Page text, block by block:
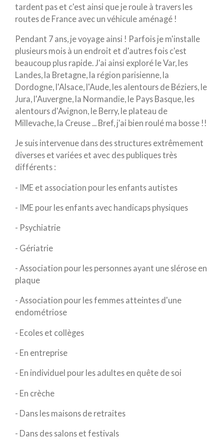
tardent pas et c'est ainsi que je roule à travers les
routes de France avec un véhicule aménagé !
Pendant 7 ans, je voyage ainsi ! Parfois je m'installe
plusieurs mois à un endroit et d'autres fois c'est
beaucoup plus rapide. J'ai ainsi exploré le Var, les
Landes, la Bretagne, la région parisienne, la
Dordogne, l'Alsace, l'Aude, les alentours de Béziers, le
Jura, l'Auvergne, la Normandie, le Pays Basque, les
alentours d'Avignon, le Berry, le plateau de
Millevache, la Creuse ... Bref, j'ai bien roulé ma bosse !!
Je suis intervenue dans des structures extrêmement
diverses et variées et avec des publiques très
différents :
- IME et association pour les enfants autistes
- IME pour les enfants avec handicaps physiques
- Psychiatrie
- Gériatrie
- Association pour les personnes ayant une slérose en
plaque
- Association pour les femmes atteintes d'une
endométriose
- Ecoles et collèges
- En entreprise
- En individuel pour les adultes en quête de soi
- En crèche
- Dans les maisons de retraites
- Dans des salons et festivals